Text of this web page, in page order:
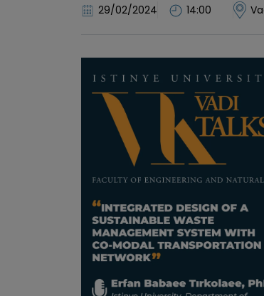
29/02/2024 14:00